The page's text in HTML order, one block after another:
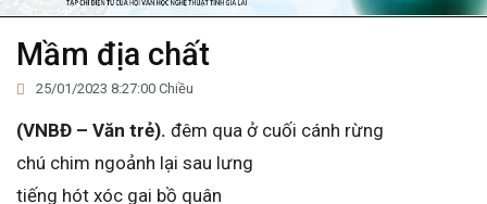
Mầm địa chất
25/01/2023 8:27:00 Chiều
(VNBĐ – Văn trẻ). đêm qua ở cuối cánh rừng
chú chim ngoảnh lại sau lưng
tiếng hót xóc gai bồ quân